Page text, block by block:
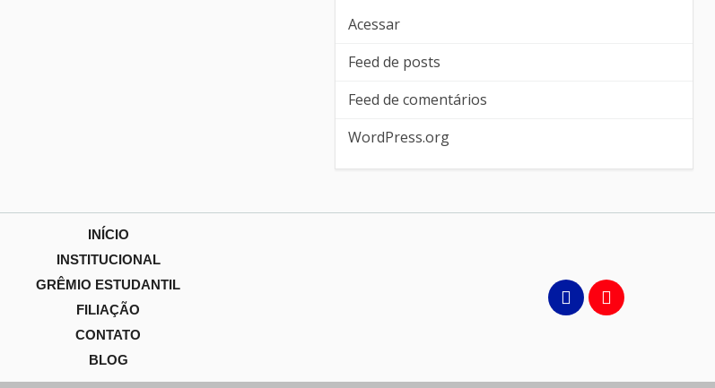
Acessar
Feed de posts
Feed de comentários
WordPress.org
INÍCIO
INSTITUCIONAL
GRÊMIO ESTUDANTIL
FILIAÇÃO
CONTATO
BLOG